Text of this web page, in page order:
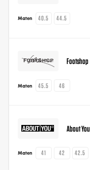
Maten 40.5 44.5
Footshop
Maten 45.5 46
About You
Maten 41 42 42.5